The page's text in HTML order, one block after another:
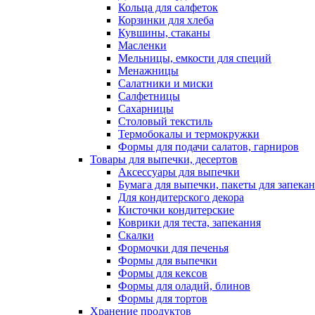
Кольца для салфеток
Корзинки для хлеба
Кувшины, стаканы
Масленки
Мельницы, емкости для специй
Менажницы
Салатники и миски
Салфетницы
Сахарницы
Столовый текстиль
Термобокалы и термокружки
Формы для подачи салатов, гарниров
Товары для выпечки, десертов
Аксессуары для выпечки
Бумага для выпечки, пакеты для
Для кондитерского декора
Кисточки кондитерские
Коврики для теста, запекания
Скалки
Формочки для печенья
Формы для выпечки
Формы для кексов
Формы для оладий, блинов
Формы для тортов
Хранение продуктов